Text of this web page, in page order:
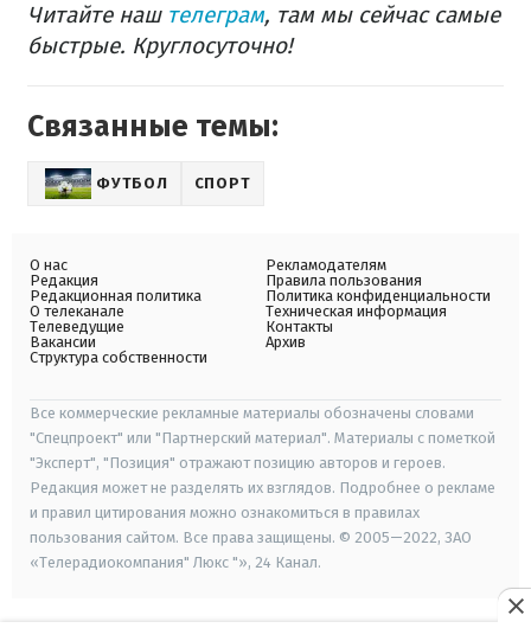
Читайте наштелеграм, там мы сейчас самые
быстрые. Круглосуточно!
Связанные темы:
ФУТБОЛ СПОРТ
О нас
Редакция
Редакционная политика
О телеканале
Телеведущие
Вакансии
Структура собственности
Рекламодателям
Правила пользования
Политика конфиденциальности
Техническая информация
Контакты
Архив
Все коммерческие рекламные материалы обозначены словами
"Спецпроект" или "Партнерский материал". Материалы с пометкой
"Эксперт", "Позиция" отражают позицию авторов и героев.
Редакция может не разделять их взглядов. Подробнее о рекламе
и правил цитирования можно ознакомиться в правилах
пользования сайтом. Все права защищены. © 2005—2022, ЗАО
«Телерадиокомпания" Люкс "», 24 Канал.